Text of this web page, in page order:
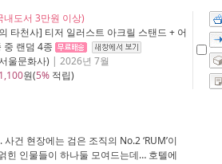
내도서 3만원 이상)
타천사] 티저 일러스트 아크릴 스탠드 + 어
중 랜덤 4종
울문화사) | 2026년 7월
1,100원(5% 적립)
건 현장에는 검은 조직의 No.2 ‘RUM’이
힌 인물들이 하나둘 모여드는데… 호텔에